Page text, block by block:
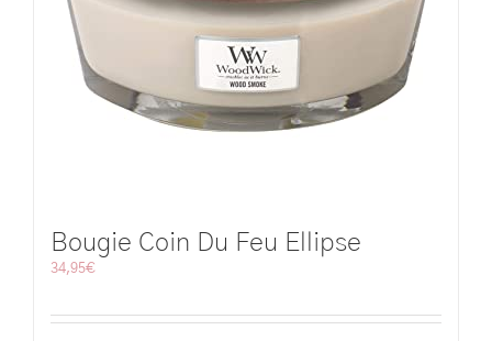
Bougie Coin Du Feu Ellipse
34,95€